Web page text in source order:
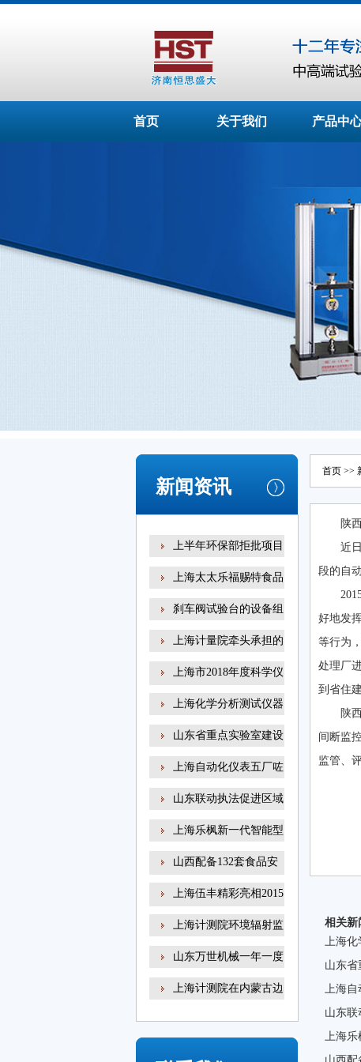
首页 关于我们 产品中
新闻资讯
上半年环保部拒批项目
上海太太乐福赐特食品
刹车阀试验台的设备组
上海计量院牵头承担的
上海市2018年度科学仪
上海化学分析测试仪器
山东省重点实验室建设
上海自动化仪表五厂咗
山东联动执法促进区域
上海乐枫新一代智能型
山西配备132套食品安
上海伍丰精彩亮相2015
上海计测院环境辐射监
山东万世机械一年一度
上海计测院在内蒙古边
首页 >>
陕
近
段的自
好地发
等行为
处理厂
到省住
陕
间断监
监管、
相关新
上海
山东省
上海
山东联
上海